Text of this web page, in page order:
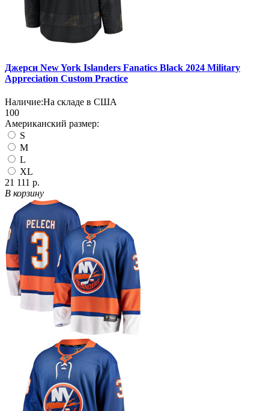
Джерси New York Islanders Fanatics Black 2024 Military
Appreciation Custom Practice
Наличие:На складе в США
100
Американский размер:
S
M
L
XL
21 111 р.
В корзину